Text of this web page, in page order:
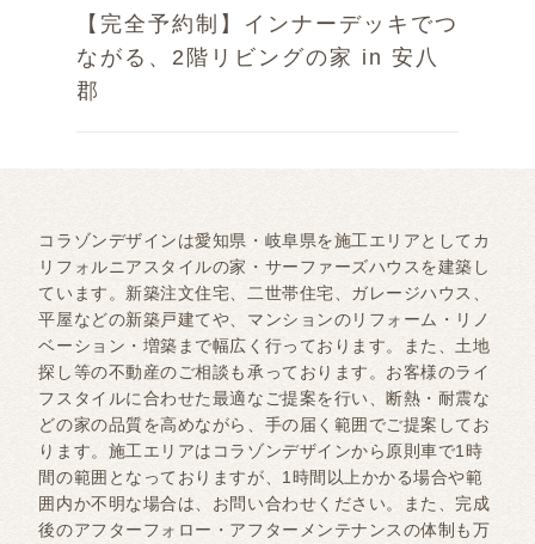
【完全予約制】インナーデッキでつ
ながる、2階リビングの家 in 安八
郡
コラゾンデザインは愛知県・岐阜県を施工エリアとしてカ
リフォルニアスタイルの家・サーファーズハウスを建築し
ています。新築注文住宅、二世帯住宅、ガレージハウス、
平屋などの新築戸建てや、マンションのリフォーム・リノ
ベーション・増築まで幅広く行っております。また、土地
探し等の不動産のご相談も承っております。お客様のライ
フスタイルに合わせた最適なご提案を行い、断熱・耐震な
どの家の品質を高めながら、手の届く範囲でご提案してお
ります。施工エリアはコラゾンデザインから原則車で1時
間の範囲となっておりますが、1時間以上かかる場合や範
囲内か不明な場合は、お問い合わせください。また、完成
後のアフターフォロー・アフターメンテナンスの体制も万